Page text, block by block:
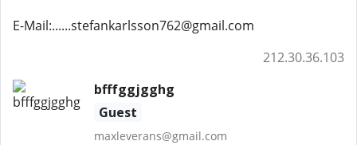
E-Mail:......stefankarlsson762@gmail.com
212.30.36.103
bfffggjgghg
Guest
maxleverans@gmail.com